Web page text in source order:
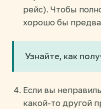
рейс). Чтобы
хорошо бы
Узнайте, как
Если вы
какой-то другой